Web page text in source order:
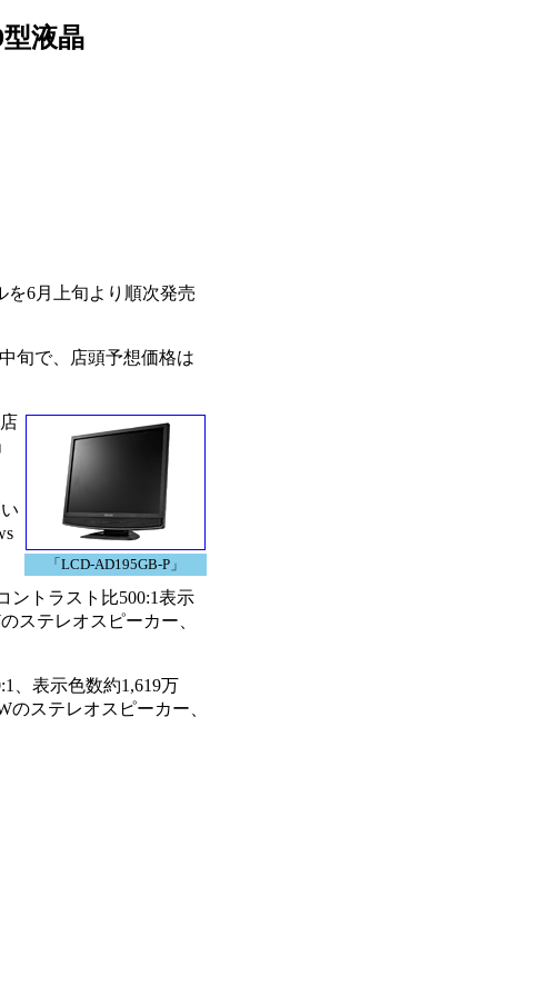
液晶
を6月上旬より順次発売
旬で、店頭予想価格は
「LCD-AD195GB-P」
ントラスト比500:1表示
ステレオスピーカー、
、表示色数約1,619万
ステレオスピーカー、